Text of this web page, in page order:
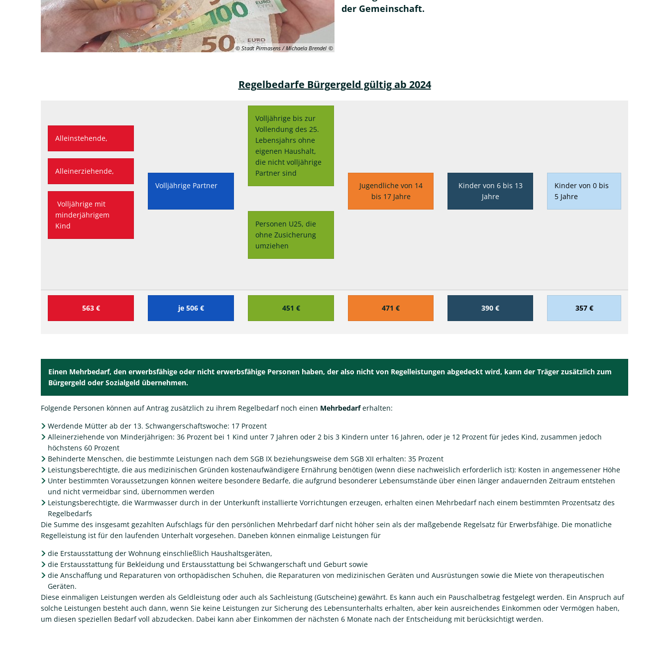
© Stadt Pirmasens / Michaela Brendel
der Gemeinschaft.
Regelbedarfe Bürgergeld gültig ab 2024
Alleinstehende,
Alleinerziehende,
Volljährige mit
minderjährigem
Kind
Volljährige Partner
Volljährige bis zur
Vollendung des 25.
Lebensjahrs ohne
eigenen Haushalt,
die nicht volljährige
Partner sind
Personen U25, die
ohne Zusicherung
umziehen
Jugendliche von 14
bis 17 Jahre
Kinder von 6 bis 13
Jahre
Kinder von 0 bis
5 Jahre
563 € je 506 € 451 € 471 € 390 € 357 €
Einen Mehrbedarf, den erwerbsfähige oder nicht erwerbsfähige Personen haben, der also nicht von Regelleistungen abgedeckt wird, kann der Träger zusätzlich zum
Bürgergeld oder Sozialgeld übernehmen.
Folgende Personen können auf Antrag zusätzlich zu ihrem Regelbedarf noch einen Mehrbedarferhalten:
Werdende Mütter ab der 13. Schwangerschaftswoche: 17 Prozent
Alleinerziehende von Minderjährigen: 36 Prozent bei 1 Kind unter 7 Jahren oder 2 bis 3 Kindern unter 16 Jahren, oder je 12 Prozent für jedes Kind, zusammen jedoch
höchstens 60 Prozent
Behinderte Menschen, die bestimmte Leistungen nach dem SGB IX beziehungsweise dem SGB XII erhalten: 35 Prozent
Leistungsberechtigte, die aus medizinischen Gründen kostenaufwändigere Ernährung benötigen (wenn diese nachweislich erforderlich ist): Kosten in angemessener Höhe
Unter bestimmten Voraussetzungen können weitere besondere Bedarfe, die aufgrund besonderer Lebensumstände über einen länger andauernden Zeitraum entstehen
und nicht vermeidbar sind, übernommen werden
Leistungsberechtigte, die Warmwasser durch in der Unterkunft installierte Vorrichtungen erzeugen, erhalten einen Mehrbedarf nach einem bestimmten Prozentsatz des
Regelbedarfs
Die Summe des insgesamt gezahlten Aufschlags für den persönlichen Mehrbedarf darf nicht höher sein als der maßgebende Regelsatz für Erwerbsfähige. Die monatliche
Regelleistung ist für den laufenden Unterhalt vorgesehen. Daneben können einmalige Leistungen für
die Erstausstattung der Wohnung einschließlich Haushaltsgeräten,
die Erstausstattung für Bekleidung und Erstausstattung bei Schwangerschaft und Geburt sowie
die Anschaffung und Reparaturen von orthopädischen Schuhen, die Reparaturen von medizinischen Geräten und Ausrüstungen sowie die Miete von therapeutischen
Geräten.
Diese einmaligen Leistungen werden als Geldleistung oder auch als Sachleistung (Gutscheine) gewährt. Es kann auch ein Pauschalbetrag festgelegt werden. Ein Anspruch auf
solche Leistungen besteht auch dann, wenn Sie keine Leistungen zur Sicherung des Lebensunterhalts erhalten, aber kein ausreichendes Einkommen oder Vermögen haben,
um diesen speziellen Bedarf voll abzudecken. Dabei kann aber Einkommen der nächsten 6 Monate nach der Entscheidung mit berücksichtigt werden.